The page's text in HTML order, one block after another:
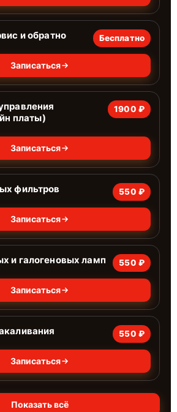
и обратно Бесплатно
Записаться
платы)
1900 ₽
Записаться
фильтров 550 ₽
Записаться
и галогеновых ламп 550 ₽
Записаться
550 ₽
Записаться
Показать всё